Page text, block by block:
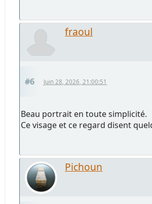
fraoul
#6 Juin 28, 2026, 21:00:51
Beau portrait en toute simplicité.
Ce visage et ce regard disent
Pichoun